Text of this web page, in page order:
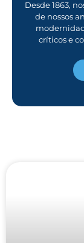
Desde 1863,
de nossos
críticos e